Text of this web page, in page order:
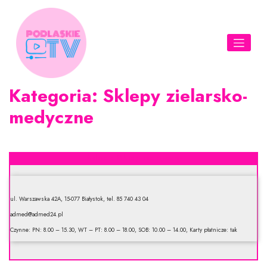
content
Kategoria: Sklepy zielarsko-
medyczne
ul. Warszawska 42A, 15-077 Białystok, tel. 85 740 43 04
admed@admed24.pl
Czynne: PN: 8.00 – 15.30, WT – PT: 8.00 – 18.00, SOB: 10.00 – 14.00, Karty płatnicze: tak